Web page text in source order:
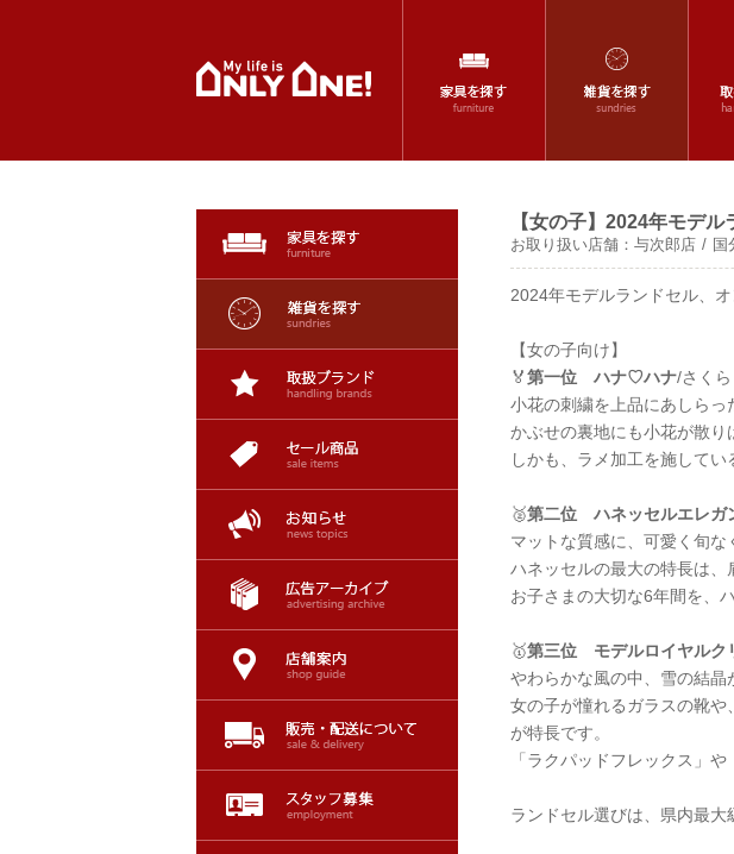
【女の子】2024年モデ
お取り扱い店舗： 与次郎店 国
2024年モデルランドセル、
【女の子向け】
🏅第一位 ハナ♡ハナ/さく
小花の刺繍を上品にあしらっ
かぶせの裏地にも小花が散り
しかも、ラメ加工を施して
🥈第二位 ハネッセルエレガ
マットな質感に、可愛く旬な
ハネッセルの最大の特長は、
お子さまの大切な6年間を、
🥇第三位 モデルロイヤルク
やわらかな風の中、雪の結
女の子が憧れるガラスの靴や
が特長です。
「ラクパッドフレックス」
ランドセル選びは、県内最